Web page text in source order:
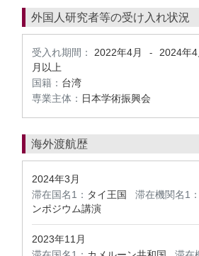
外国人研究者等の受け入れ状況
受入れ期間： 2022年4月 - 2024年4
月以上
国籍： 台湾
専業主体： 日本学術振興会
海外渡航歴
2024年3月
滞在国名1： タイ王国 滞在機関名1：
ンポジウム講演
2023年11月